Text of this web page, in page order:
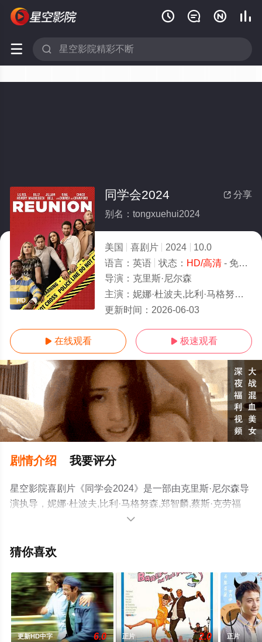
   
 
HD
 分享
同学会2024
别名：tongxuehui2024
美国 喜剧片 2024
10.0
语言： 英语 状态： HD/高清- 免费在线观看
导演： 克里斯·尼尔森
主演： 妮娜·杜波夫,比利·马格努森,郑智麟,蔡斯·克劳福德,黛安妮·尹,艾米·戴维森,吉莉恩·贝尔,里尔·莱尔·哈瓦瑞
更新时间： 2026-06-03
 在线观看  极速观看
剧情介绍 我要评分
星空影院喜剧片《同学会2024》是一部由克里斯·尼尔森导
演执导，妮娜·杜波夫,比利·马格努森,郑智麟,蔡斯·克劳福
德,黛安妮·尹,艾米·戴维森,吉莉恩·贝尔,里尔·莱尔·哈瓦瑞,西
尔,John,Paul,'Juice',Caballero,Tommy,Lee,Ward,Jr.等演员
影大全就上星空电影网，更多剧情信息可移步至豆瓣电
影、电视猫或剧情网等平台了解。

猜你喜欢
更新HD中字 6.0 正片 2.0 正片